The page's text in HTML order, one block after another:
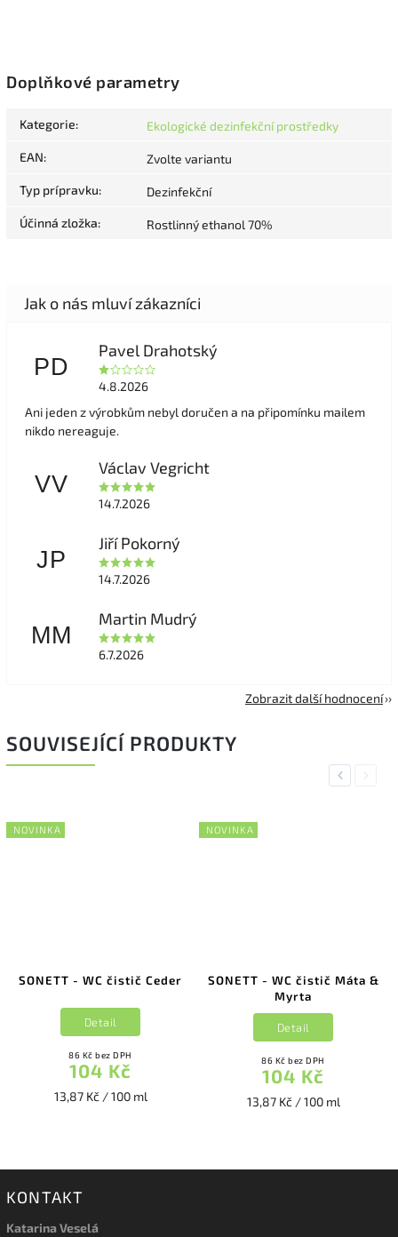
Doplňkové parametry
Kategorie: Ekologické dezinfekční prostředky
EAN: Zvolte variantu
Typ prípravku: Dezinfekční
Účinná zložka: Rostlinný ethanol 70%
PD
Pavel Drahotský
4.8.2026
Ani jeden z výrobkům nebyl doručen a na připomínku mailem
nikdo nereaguje.
VV
Václav Vegricht
14.7.2026
JP
Jiří Pokorný
14.7.2026
MM
Martin Mudrý
6.7.2026
Zobrazit další hodnocení
SOUVISEJÍCÍ PRODUKTY
Previous
NOVINKA
SONETT - WC čistič Ceder
86 Kč bez DPH
104 Kč
13,87 Kč / 100 ml
Detail
NOVINKA
SONETT - WC čistič Máta &
Myrta
86 Kč bez DPH
104 Kč
13,87 Kč / 100 ml
Detail
Next
KONTAKT
Katarina Veselá